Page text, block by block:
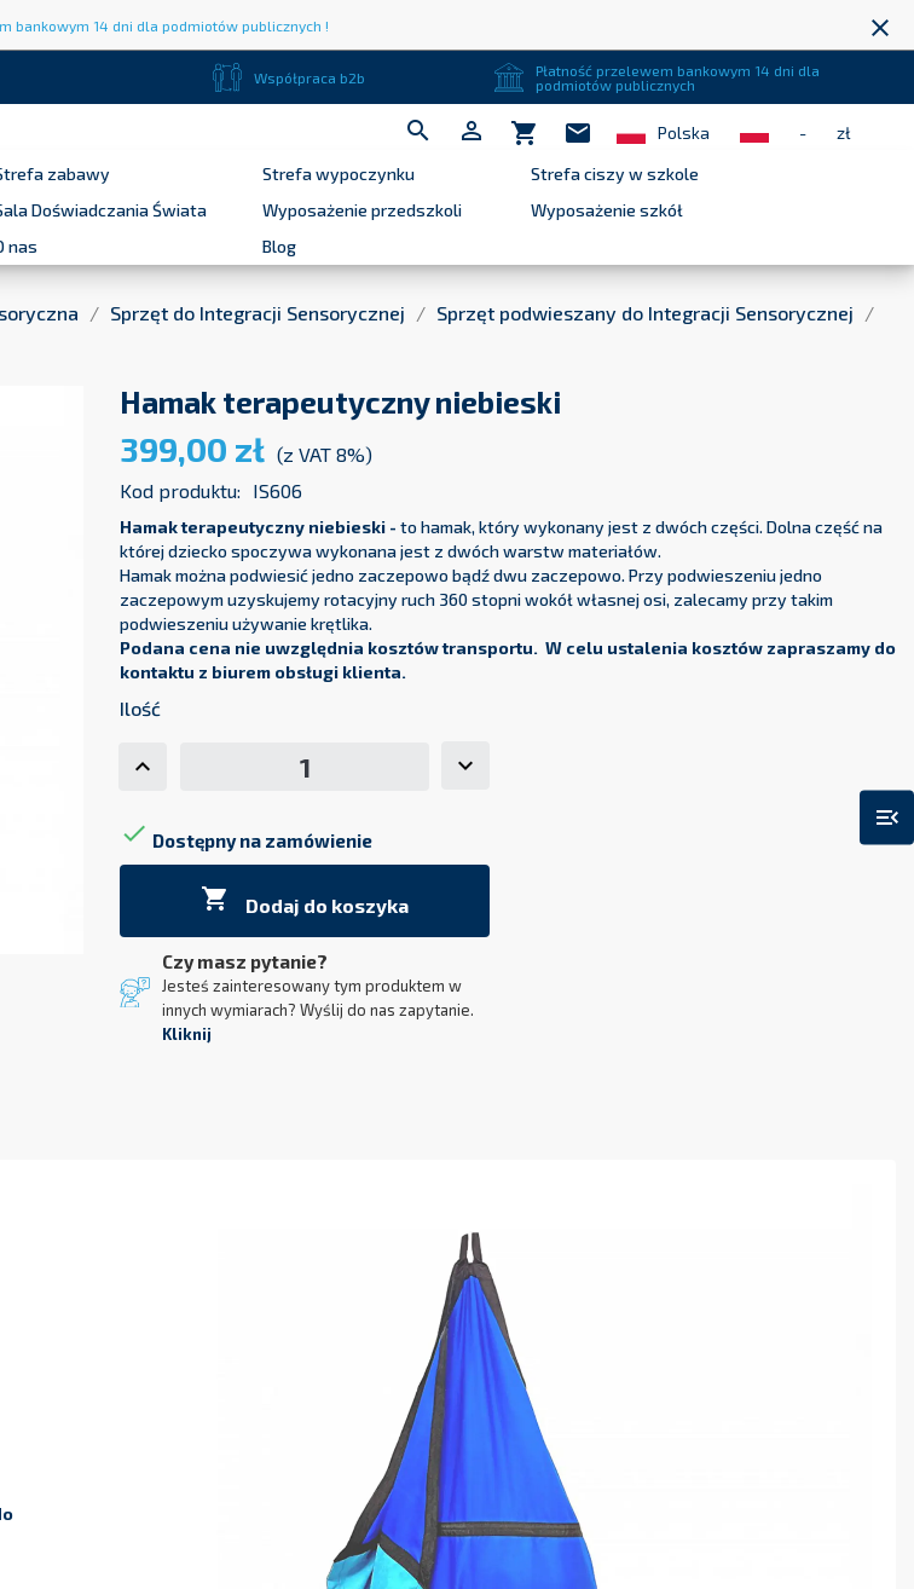
bankowym 14 dni dla podmiotów publicznych ! close
Współpraca b2b
Płatność przelewem bankowym 14 dni dla
podmiotów publicznych
  shopping_cart mail Polska -
zł
zabawy Strefa wypoczynku
Strefa ciszy w szkole
Doświadczania Świata Wyposażenie przedszkoli
Wyposażenie szkół
nas Blog
menu_open
Sprzęt do Integracji Sensorycznej
Sprzęt podwieszany do Integracji Sensorycznej
Hamak terapeutyczny niebieski
399,00 zł (z VAT 8%)
Kod produktu:
IS606
Hamak terapeutyczny niebieski - to hamak, który wykonany jest z dwóch części. Dolna część na
której dziecko spoczywa wykonana jest z dwóch warstw materiałów.
Hamak można podwiesić jedno zaczepowo bądź dwu zaczepowo. Przy podwieszeniu jedno
zaczepowym uzyskujemy rotacyjny ruch 360 stopni wokół własnej osi, zalecamy przy takim
podwieszeniu używanie krętlika.
Podana cena nie uwzględnia kosztów transportu. W celu ustalenia kosztów zapraszamy do
kontaktu z biurem obsługi klienta.
Ilość
 Dostępny na zamówienie
 Dodaj do koszyka
Czy masz pytanie?
Jesteś zainteresowany tym produktem w
innych wymiarach? Wyślij do nas zapytanie.
Kliknij